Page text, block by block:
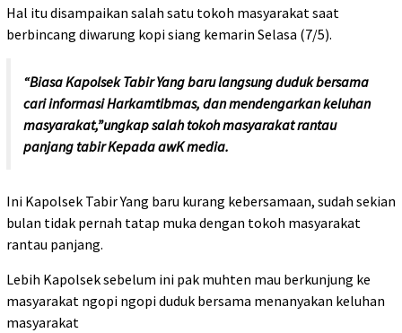
Hal itu disampaikan salah satu tokoh masyarakat saat
berbincang diwarung kopi siang kemarin Selasa (7/5).
“Biasa Kapolsek Tabir Yang baru langsung duduk bersama
cari informasi Harkamtibmas, dan mendengarkan keluhan
masyarakat,”ungkap salah tokoh masyarakat rantau
panjang tabir Kepada awK media.
Ini Kapolsek Tabir Yang baru kurang kebersamaan, sudah sekian
bulan tidak pernah tatap muka dengan tokoh masyarakat
rantau panjang.
Lebih Kapolsek sebelum ini pak muhten mau berkunjung ke
masyarakat ngopi ngopi duduk bersama menanyakan keluhan
masyarakat